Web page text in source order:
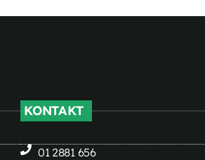
KONTAKT
01 2881 656